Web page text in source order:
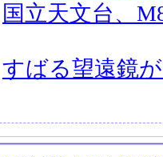
国立天文台、
すばる望遠鏡